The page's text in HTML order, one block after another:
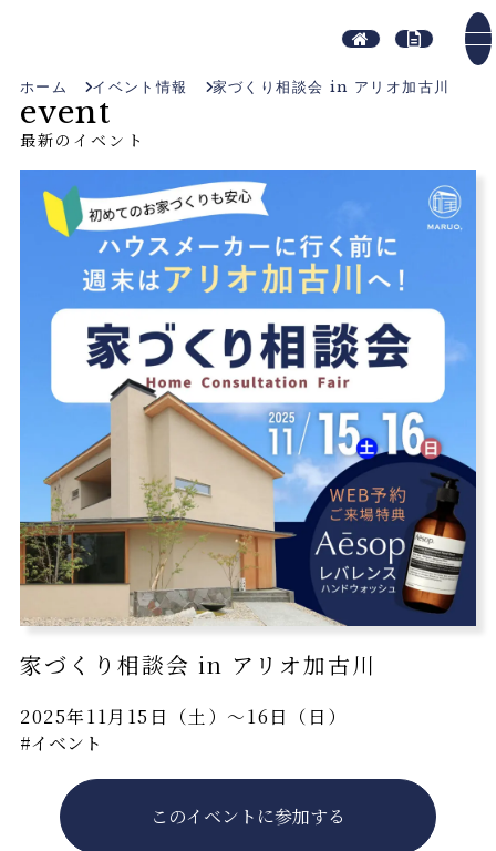
ホーム イベント情報 家づくり相談会 in アリオ加古川
event
最新のイベント
家づくり相談会 in アリオ加古川
2025年11月15日（土）〜16日（日）
#イベント
このイベントに参加する